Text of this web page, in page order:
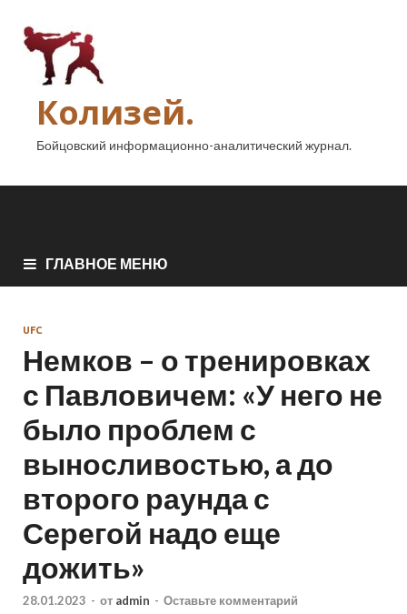
Колизей.
Бойцовский информационно-аналитический журнал.
ГЛАВНОЕ МЕНЮ
UFC
Немков – о тренировках
с Павловичем: «У него не
было проблем с
выносливостью, а до
второго раунда с
Серегой надо еще
дожить»
28.01.2023 - от admin - Оставьте комментарий